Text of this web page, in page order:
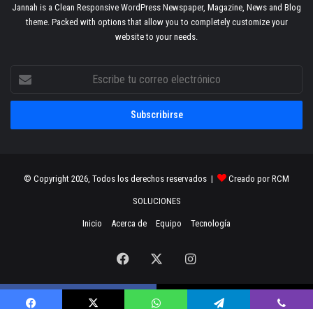
Jannah is a Clean Responsive WordPress Newspaper, Magazine, News and Blog
theme. Packed with options that allow you to completely customize your
website to your needs.
correo
© Copyright 2026, Todos los derechos reservados | Creado por RCM
SOLUCIONES
Inicio Acerca de Equipo Tecnología
Facebook Instagram